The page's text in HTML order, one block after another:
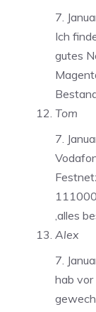
7.
Ich
gutes
Tom
7.
,alles
Alex
7.
hab vor